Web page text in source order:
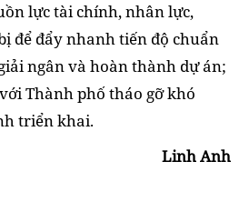
lực tài chính, nhân lực,
để đẩy nhanh tiến độ chuẩn
ngân và hoàn thành dự án;
Thành phố tháo gỡ khó
triển khai.
Linh Anh